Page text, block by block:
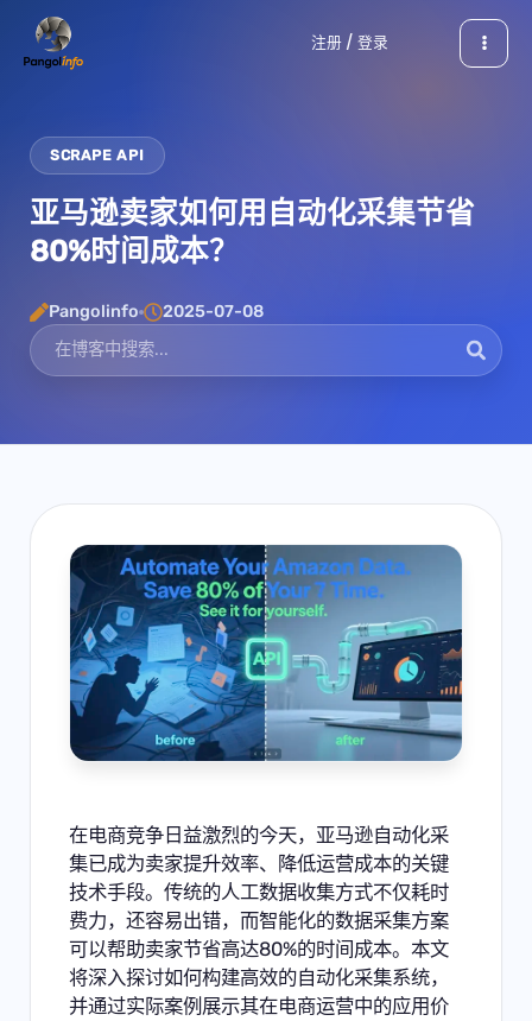
注册 / 登录
SCRAPE API
亚马逊卖家如何用自动化采集节省
80%时间成本？
Pangolinfo 2025-07-08
在电商竞争日益激烈的今天，亚马逊自动化采
集已成为卖家提升效率、降低运营成本的关键
技术手段。传统的人工数据收集方式不仅耗时
费力，还容易出错，而智能化的数据采集方案
可以帮助卖家节省高达80%的时间成本。本文
将深入探讨如何构建高效的自动化采集系统，
并通过实际案例展示其在电商运营中的应用价